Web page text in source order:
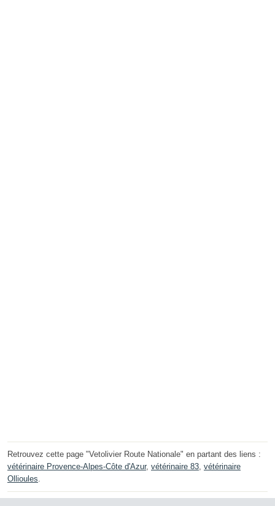
Retrouvez cette page "Vetolivier Route Nationale" en partant des liens :
vétérinaire Provence-Alpes-Côte d'Azur, vétérinaire 83, vétérinaire
Ollioules.